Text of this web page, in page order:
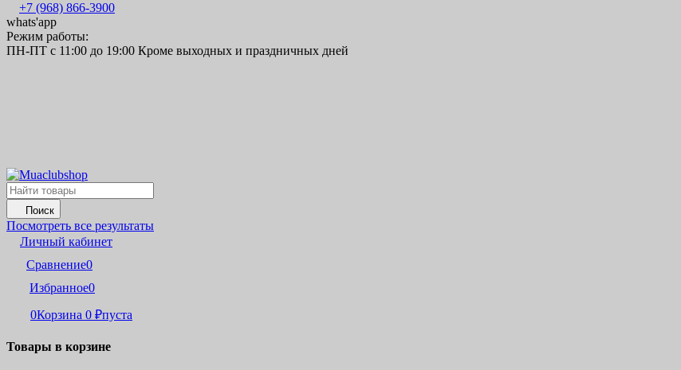
+7 (968) 866-3900
whats'app
Режим работы:
ПН-ПТ с 11:00 до 19:00 Кроме выходных и праздничных дней
Поиск
Посмотреть все результаты
Личный кабинет
Сравнение0
Избранное0
0Корзина 0 ₽пуста
Товары в корзине